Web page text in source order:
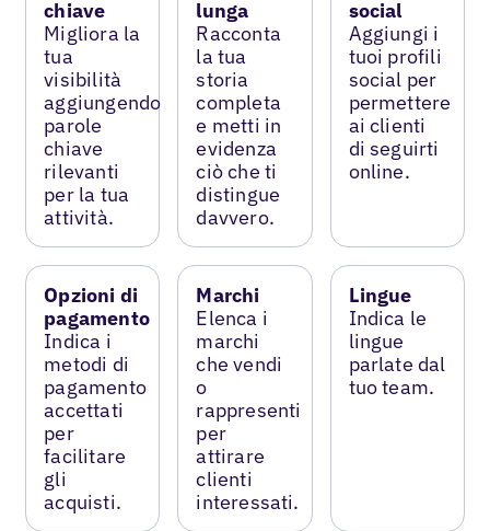
chiave
Migliora la
tua
visibilità
aggiungendo
parole
chiave
rilevanti
per la tua
attività.
lunga
Racconta
la tua
storia
completa
e metti in
evidenza
ciò che ti
distingue
davvero.
social
Aggiungi i
tuoi profili
social per
permettere
ai clienti
di seguirti
online.
Opzioni di
pagamento
Indica i
metodi di
pagamento
accettati
per
facilitare
gli
acquisti.
Marchi
Elenca i
marchi
che vendi
o
rappresenti
per
attirare
clienti
interessati.
Lingue
Indica le
lingue
parlate dal
tuo team.